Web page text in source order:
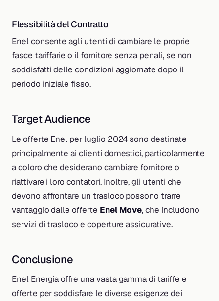
Flessibilità del Contratto
Enel consente agli utenti di cambiare le proprie
fasce tariffarie o il fornitore senza penali, se non
soddisfatti delle condizioni aggiornate dopo il
periodo iniziale fisso.
Target Audience
Le offerte Enel per luglio 2024 sono destinate
principalmente ai clienti domestici, particolarmente
a coloro che desiderano cambiare fornitore o
riattivare i loro contatori. Inoltre, gli utenti che
devono affrontare un trasloco possono trarre
vantaggio dalle offerte Enel Move, che includono
servizi di trasloco e coperture assicurative.
Conclusione
Enel Energia offre una vasta gamma di tariffe e
offerte per soddisfare le diverse esigenze dei